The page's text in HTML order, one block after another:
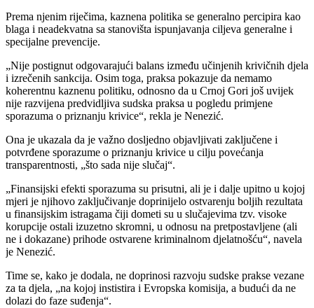
Prema njenim riječima, kaznena politika se generalno percipira kao
blaga i neadekvatna sa stanovišta ispunjavanja ciljeva generalne i
specijalne prevencije.
„Nije postignut odgovarajući balans između učinjenih krivičnih djela
i izrečenih sankcija. Osim toga, praksa pokazuje da nemamo
koherentnu kaznenu politiku, odnosno da u Crnoj Gori još uvijek
nije razvijena predvidljiva sudska praksa u pogledu primjene
sporazuma o priznanju krivice“, rekla je Nenezić.
Ona je ukazala da je važno dosljedno objavljivati zaključene i
potvrđene sporazume o priznanju krivice u cilju povećanja
transparentnosti, „što sada nije slučaj“.
„Finansijski efekti sporazuma su prisutni, ali je i dalje upitno u kojoj
mjeri je njihovo zaključivanje doprinijelo ostvarenju boljih rezultata
u finansijskim istragama čiji dometi su u slučajevima tzv. visoke
korupcije ostali izuzetno skromni, u odnosu na pretpostavljene (ali
ne i dokazane) prihode ostvarene kriminalnom djelatnošću“, navela
je Nenezić.
Time se, kako je dodala, ne doprinosi razvoju sudske prakse vezane
za ta djela, „na kojoj instistira i Evropska komisija, a budući da ne
dolazi do faze suđenja“.